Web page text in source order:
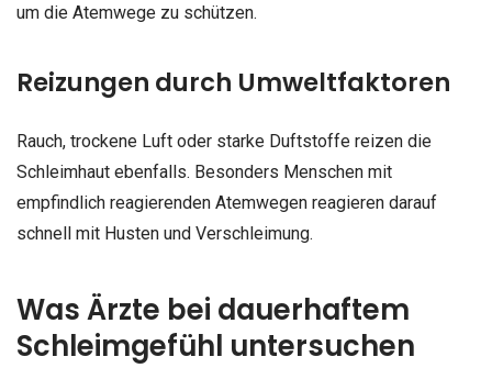
um die Atemwege zu schützen.
Reizungen durch Umweltfaktoren
Rauch, trockene Luft oder starke Duftstoffe reizen die
Schleimhaut ebenfalls. Besonders Menschen mit
empfindlich reagierenden Atemwegen reagieren darauf
schnell mit Husten und Verschleimung.
Was Ärzte bei dauerhaftem
Schleimgefühl untersuchen